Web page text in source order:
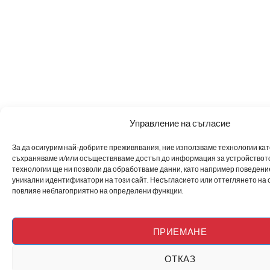
Управление на съгласие
За да осигурим най-добрите преживявания, ние използваме технологии
съхраняваме и/или осъществяваме достъп до информация за
технологии ще ни позволи да обработваме данни, като например
уникални идентификатори на този сайт. Несъгласието или оттеглянето на
повлияе неблагоприятно на определени функции.
ПРИЕМАНЕ
ОТКАЗ